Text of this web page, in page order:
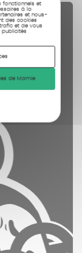
fonctionnels et
à la
et nous-
des cookies
et de vous
publicités
de Mamie